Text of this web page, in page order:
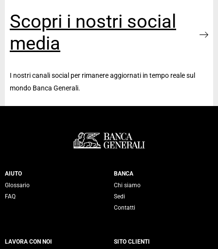
Scopri i nostri social
media
I nostri canali social per rimanere aggiornati in tempo reale sul
mondo Banca Generali.
Servizi Banca Generali
AIUTO
Glossario
FAQ
BANCA
Chi siamo
Sedi
Contatti
LAVORA CON NOI
SITO CLIENTI